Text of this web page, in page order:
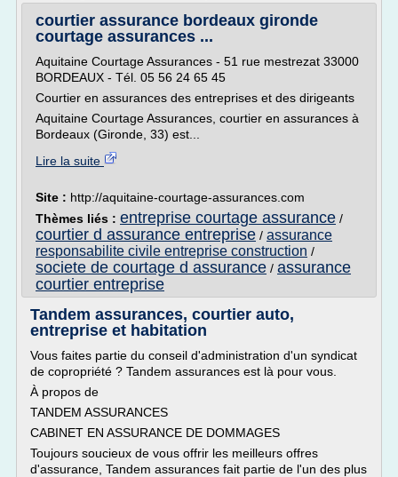
courtier assurance bordeaux gironde
courtage assurances ...
Aquitaine Courtage Assurances - 51 rue mestrezat 33000
BORDEAUX - Tél. 05 56 24 65 45
Courtier en assurances des entreprises et des dirigeants
Aquitaine Courtage Assurances, courtier en assurances à
Bordeaux (Gironde, 33) est...
Lire la suite
Site : http://aquitaine-courtage-assurances.com
Thèmes liés : entreprise courtage assurance /
courtier d assurance entreprise / assurance
responsabilite civile entreprise construction /
societe de courtage d assurance / assurance
courtier entreprise
Tandem assurances, courtier auto,
entreprise et habitation
Vous faites partie du conseil d'administration d'un syndicat
de copropriété ? Tandem assurances est là pour vous.
À propos de
TANDEM ASSURANCES
CABINET EN ASSURANCE DE DOMMAGES
Toujours soucieux de vous offrir les meilleurs offres
d'assurance, Tandem assurances fait partie de l'un des plus